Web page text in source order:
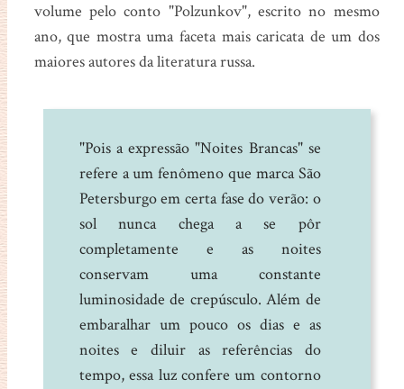
volume pelo conto "Polzunkov", escrito no mesmo
ano, que mostra uma faceta mais caricata de um dos
maiores autores da literatura russa.
"Pois a expressão "Noites Brancas" se
refere a um fenômeno que marca São
Petersburgo em certa fase do verão: o
sol nunca chega a se pôr
completamente e as noites
conservam uma constante
luminosidade de crepúsculo. Além de
embaralhar um pouco os dias e as
noites e diluir as referências do
tempo, essa luz confere um contorno